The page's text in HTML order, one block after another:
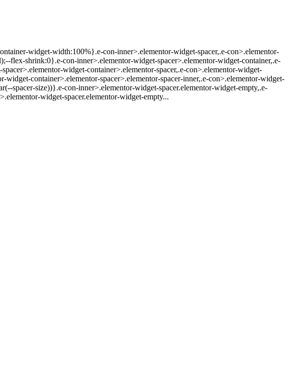
widget-width:100%}.e-con-inner>.elementor-widget-spacer,.e-con>.elementor-
flex-shrink:0}.e-con-inner>.elementor-widget-spacer>.elementor-widget-container,.e-
widget-container>.elementor-spacer,.e-con>.elementor-widget-
container>.elementor-spacer>.elementor-spacer-inner,.e-con>.elementor-widget-
spacer-size))}.e-con-inner>.elementor-widget-spacer.elementor-widget-empty,.e-
widget-spacer.elementor-widget-empty...